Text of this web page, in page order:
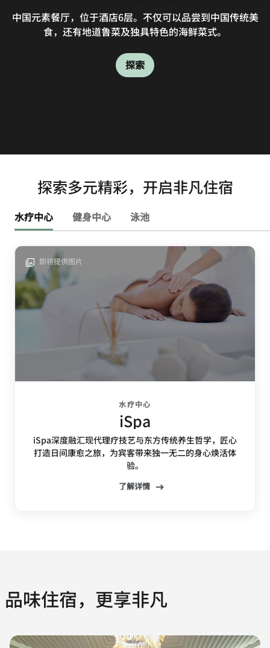
中国元素餐厅，位于酒店6层。不仅可以品尝到中国传统美
食，还有地道鲁菜及独具特色的海鲜菜式。
探索
在知味标帜西餐厅，您可品尝到本地新鲜以及融合创新的国
际菜单。欢迎光临我们位于酒店五楼的自助餐厅，享用健康
助早餐，现场烹饪档口为您呈现别样美食体验。
大堂酒廊是无论白天或夜晚都能让您放松身心、唤醒感官的
理想之所。无论是傍晚时分的一杯鸡尾酒，还是一杯现煮咖
探索
探索多元精彩，开启非凡住宿
水疗中心 健身中心 泳池
即将提供图片
水疗中心
iSpa
iSpa深度融汇现代理疗技艺与东方传统养生哲学，匠心
打造日间康愈之旅，为宾客带来独一无二的身心焕活体
验。
了解详情
品味住宿，更享非凡